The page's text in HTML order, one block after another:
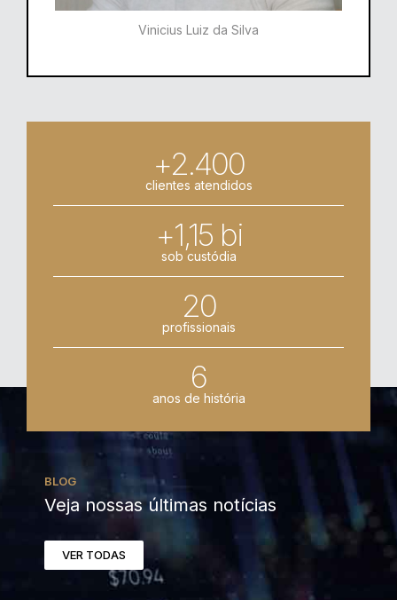
Vinicius Luiz da Silva
+2.400
clientes atendidos
+1,15 bi
sob custódia
20
profissionais
6
anos de história
BLOG
Veja nossas últimas notícias
VER TODAS